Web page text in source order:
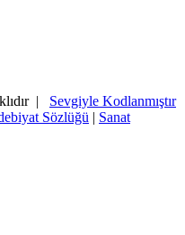
| Sevgiyle Kodlanmıştır
Sözlüğü | Sanat